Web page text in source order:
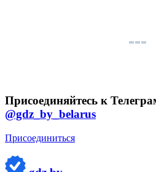
Присоединяйтесь к
@gdz_by_belarus
Присоединиться